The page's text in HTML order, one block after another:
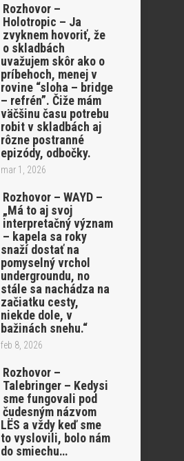
Rozhovor –
Holotropic – Ja
zvyknem hovoriť, že
o skladbách
uvažujem skôr ako o
príbehoch, menej v
rovine “sloha – bridge
– refrén”. Čiže mám
väčšinu času potrebu
robit v skladbách aj
rôzne postranné
epizódy, odbočky.
mar 1, 2026
Rozhovor – WAYD –
„Má to aj svoj
interpretačný význam
– kapela sa roky
snaží dostať na
pomyselný vrchol
undergroundu, no
stále sa nachádza na
začiatku cesty,
niekde dole, v
bažinách snehu.“
feb 8, 2026
Rozhovor –
Talebringer – Kedysi
sme fungovali pod
čudesným názvom
LËS a vždy keď sme
to vyslovili, bolo nám
do smiechu…